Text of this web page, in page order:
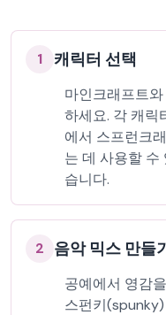
1 캐릭터 선택
마인크래프트
하세요. 각 캐
에서 스프런크
는 데 사용할 수
습니다.
2 음악 믹스 만들
공예에서 영감
스펀키